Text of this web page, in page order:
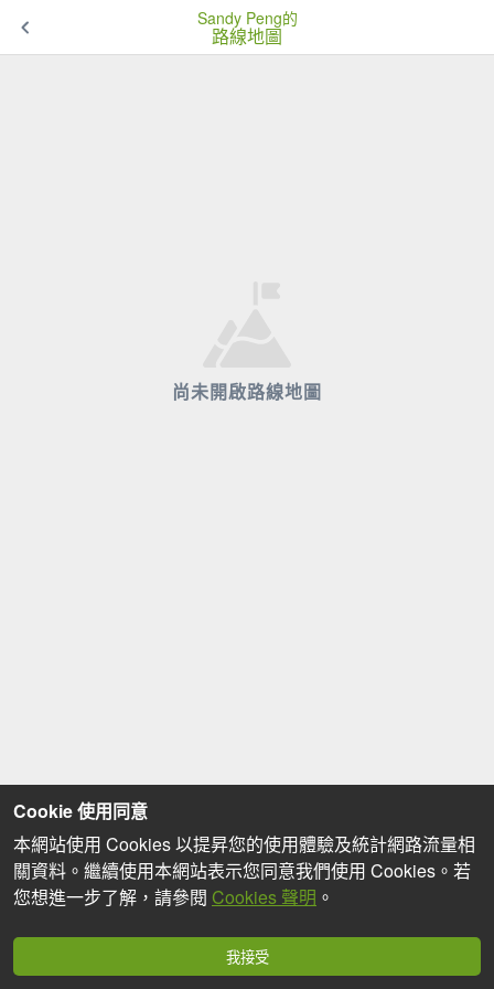
Sandy Peng的
路線地圖
尚未開啟路線地圖
Cookie 使用同意
本網站使用 Cookies 以提昇您的使用體驗及統計網路流量相
關資料。繼續使用本網站表示您同意我們使用 Cookies。若
您想進一步了解，請參閱 Cookies 聲明 。
我接受